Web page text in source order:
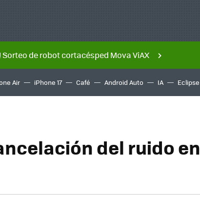
Sorteo de robot cortacésped Mova ViAX
Air iPhone 17 Café Android Auto IA Eclipse
del ruido en